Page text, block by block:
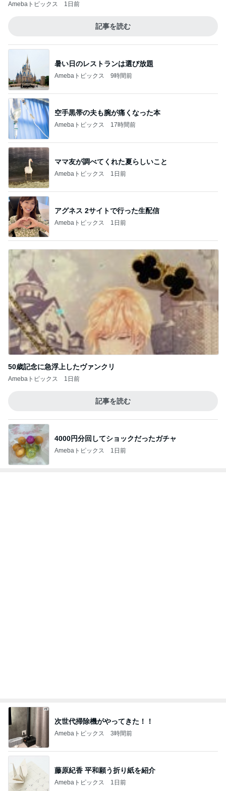
Amebaトピックス 1日前
記事を読む
暑い日のレストランは選び放題
Amebaトピックス 9時間前
空手黒帯の夫も腕が痛くなった本
Amebaトピックス 17時間前
ママ友が調べてくれた夏らしいこと
Amebaトピックス 1日前
アグネス 2サイトで行った生配信
Amebaトピックス 1日前
50歳記念に急浮上したヴァンクリ
Amebaトピックス 1日前
記事を読む
4000円分回してショックだったガチャ
Amebaトピックス 1日前
次世代掃除機がやってきた！！
Amebaトピックス 3時間前
藤原紀香 平和願う折り紙を紹介
Amebaトピックス 1日前